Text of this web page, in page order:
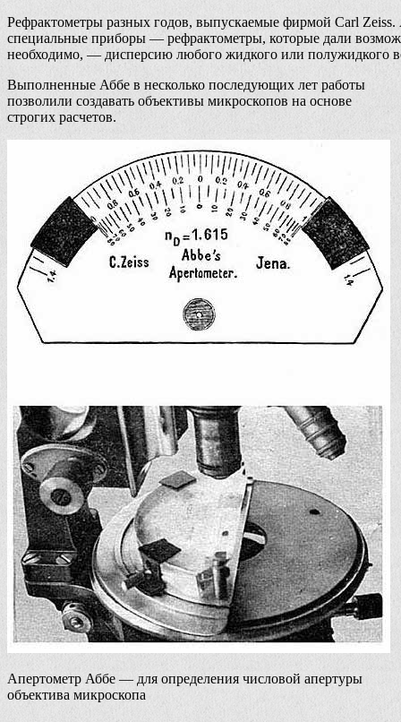
Рефрактометры разных годов, выпускаемые фирмой Сarl Zeiss.
специальные приборы — рефрактометры, которые дали
необходимо, — дисперсию любого жидкого или полужидкого
Выполненные Аббе в несколько последующих лет работы
позволили создавать объективы микроскопов на основе
строгих расчетов.
Апертометр Аббе — для определения числовой апертуры
объектива микроскопа